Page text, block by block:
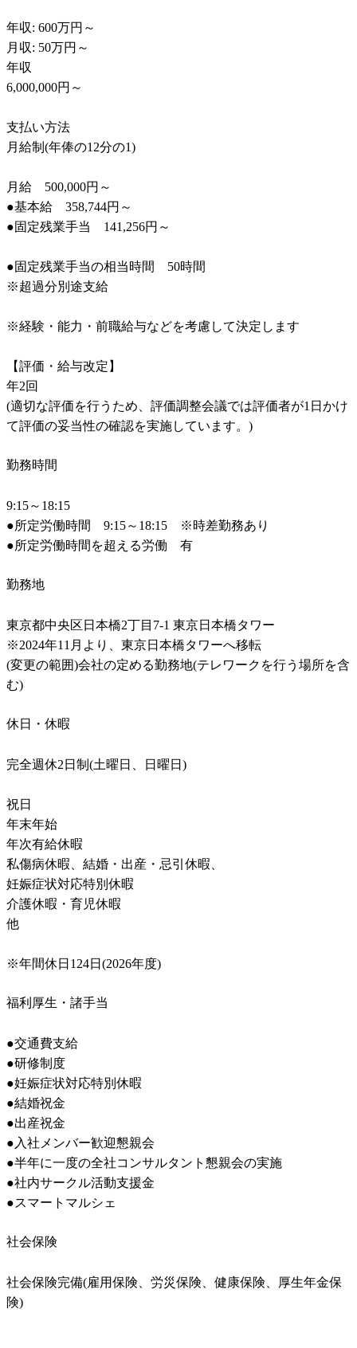
年収: 600万円～
月収: 50万円～
年収
6,000,000円～
支払い方法
月給制(年俸の12分の1)
月給　500,000円～
●基本給　358,744円～
●固定残業手当　141,256円～
●固定残業手当の相当時間　50時間
※超過分別途支給
※経験・能力・前職給与などを考慮して決定します
【評価・給与改定】
年2回
(適切な評価を行うため、評価調整会議では評価者が1日かけ
て評価の妥当性の確認を実施しています。)
勤務時間
9:15～18:15
●所定労働時間　9:15～18:15　※時差勤務あり
●所定労働時間を超える労働　有
勤務地
東京都中央区日本橋2丁目7-1 東京日本橋タワー
※2024年11月より、東京日本橋タワーへ移転
(変更の範囲)会社の定める勤務地(テレワークを行う場所を含
む)
休日・休暇
完全週休2日制(土曜日、日曜日)
祝日
年末年始
年次有給休暇
私傷病休暇、結婚・出産・忌引休暇、
妊娠症状対応特別休暇
介護休暇・育児休暇
他
※年間休日124日(2026年度)
福利厚生・諸手当
●交通費支給
●研修制度
●妊娠症状対応特別休暇
●結婚祝金
●出産祝金
●入社メンバー歓迎懇親会
●半年に一度の全社コンサルタント懇親会の実施
●社内サークル活動支援金
●スマートマルシェ
社会保険
社会保険完備(雇用保険、労災保険、健康保険、厚生年金保
険)